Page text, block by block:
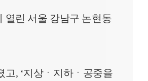
열린 서울 강남구 논현동
고, ‘지상ㆍ지하ㆍ공중을